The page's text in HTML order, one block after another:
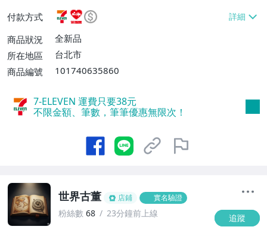
或消費滿$1298免運費】、7-ELEVEN取貨
不付款【免運費】、萊爾富取貨付款【單件
運費$60、滿5件或消費滿$1298免運
費】、宅配/貨運【單件運費$120、滿5件
付款方式
商品狀況
全新品
所在地區
台北市
商品編號
101740635860
7-ELEVEN 運費只要38元
不限金額、筆數，筆筆優惠無限次！
世界古董 店鋪 實名驗證
粉絲數 68 23分鐘前上線 追蹤